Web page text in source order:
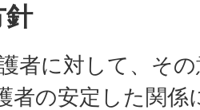
針
者に対して、そ
者の安定した関係